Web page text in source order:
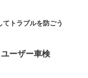
トラブルを防ごう
ーザー車検